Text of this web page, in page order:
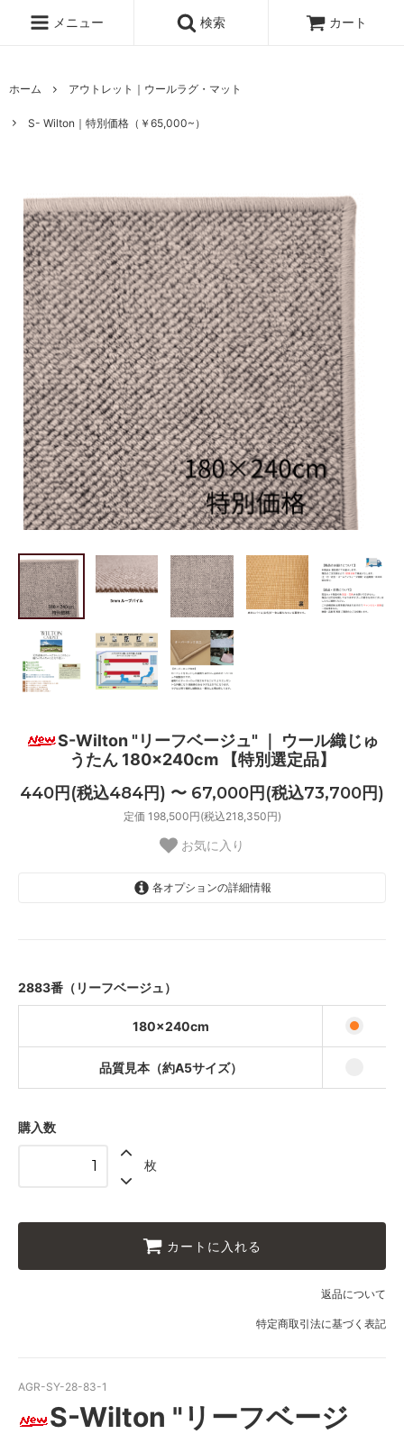
メニュー 検索 カート
ホーム アウトレット｜ウールラグ・マット
S- Wilton｜特別価格（￥65,000~）
S-Wilton "リーフベージュ" ｜ ウール織じゅ
うたん 180×240cm 【特別選定品】
440円(税込484円) 〜 67,000円(税込73,700円)
定価 198,500円(税込218,350円)
お気に入り
各オプションの詳細情報
2883番（リーフベージュ）
180×240cm
品質見本（約A5サイズ）
購入数
枚
カートに入れる
返品について
特定商取引法に基づく表記
AGR-SY-28-83-1
S-Wilton "リーフベージ